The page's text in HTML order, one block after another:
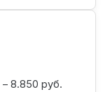
– 8.850 руб.